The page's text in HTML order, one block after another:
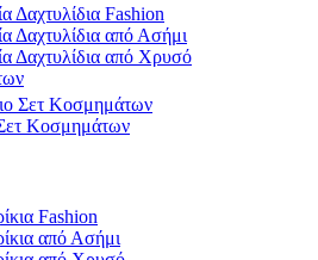
Δαχτυλίδια Fashion
Δαχτυλίδια από Ασήμι
Δαχτυλίδια από Χρυσό
Σετ Κοσμημάτων
Κοσμημάτων
Fashion
από Ασήμι